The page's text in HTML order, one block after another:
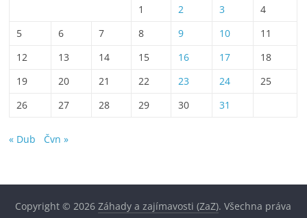
1
2 3
4
5
6 7 8 9 10
11
12
13 14 15 16 17
18
19
20 21 22 23 24
25
26
27 28 29 30 31
« Dub Čvn »
Copyright © 2026Záhady a zajímavosti (ZaZ). Všechna práva